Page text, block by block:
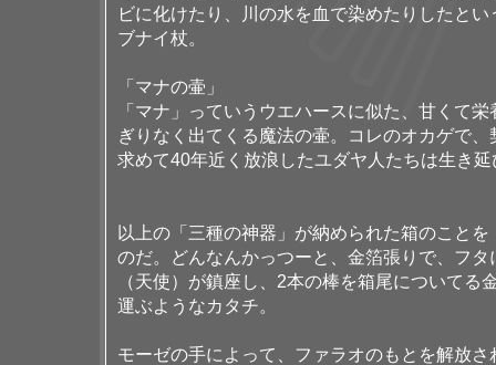
ビに化けたり、川の水を血で染めたりしたと
ブナイ杖。
「マナの壷」
「マナ」っていうウエハースに似た、甘くて
ぎりなく出てくる魔法の壷。コレのオカゲで
求めて40年近く放浪したユダヤ人たちは生き
以上の「三種の神器」が納められた箱のこと
のだ。どんなんかっつーと、金箔張りで、フタ
（天使）が鎮座し、2本の棒を箱尾についてる
運ぶようなカタチ。
モーゼの手によって、ファラオのもとを解放